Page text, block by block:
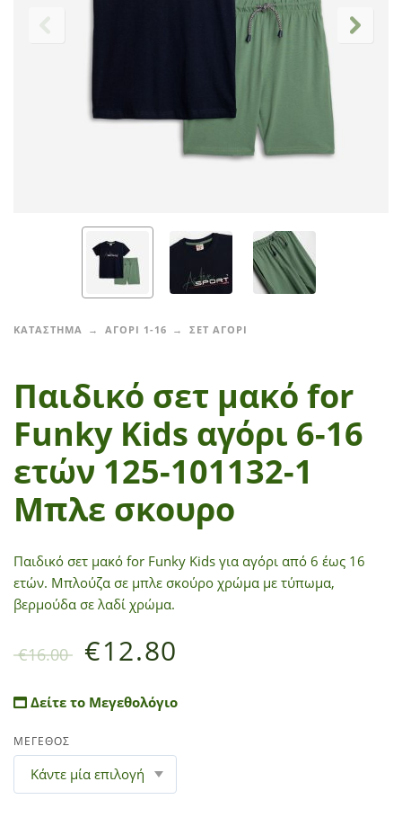
ΚΑΤΑΣΤΗΜΑ ΑΓΟΡΙ 1-16 ΣΕΤ ΑΓΟΡΙ
Παιδικό σετ μακό for
Funky Kids αγόρι 6-16
ετών 125-101132-1
Μπλε σκουρο
Παιδικό σετ μακό for Funky Kids για αγόρι από 6 έως 16
ετών. Μπλούζα σε μπλε σκούρο χρώμα με τύπωμα,
βερμούδα σε λαδί χρώμα.
€16.00 €12.80
Δείτε το Μεγεθολόγιο
ΜΕΓΕΘΟΣ